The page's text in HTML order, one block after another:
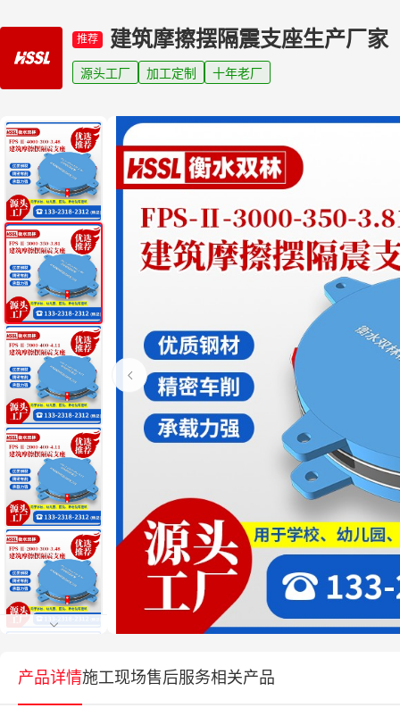
推荐 建筑摩擦摆隔震支座生产厂家
源头工厂 加工定制 十年老厂
产品详情施工现场售后服务相关产品